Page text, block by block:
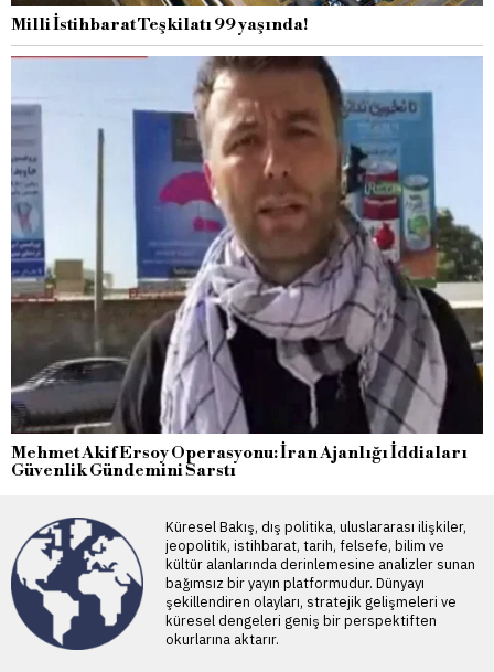
Milli İstihbarat Teşkilatı 99 yaşında!
Mehmet Akif Ersoy Operasyonu: İran Ajanlığı İddiaları
Güvenlik Gündemini Sarstı
Küresel Bakış, dış politika, uluslararası ilişkiler,
jeopolitik, istihbarat, tarih, felsefe, bilim ve
kültür alanlarında derinlemesine analizler sunan
bağımsız bir yayın platformudur. Dünyayı
şekillendiren olayları, stratejik gelişmeleri ve
küresel dengeleri geniş bir perspektiften
okurlarına aktarır.